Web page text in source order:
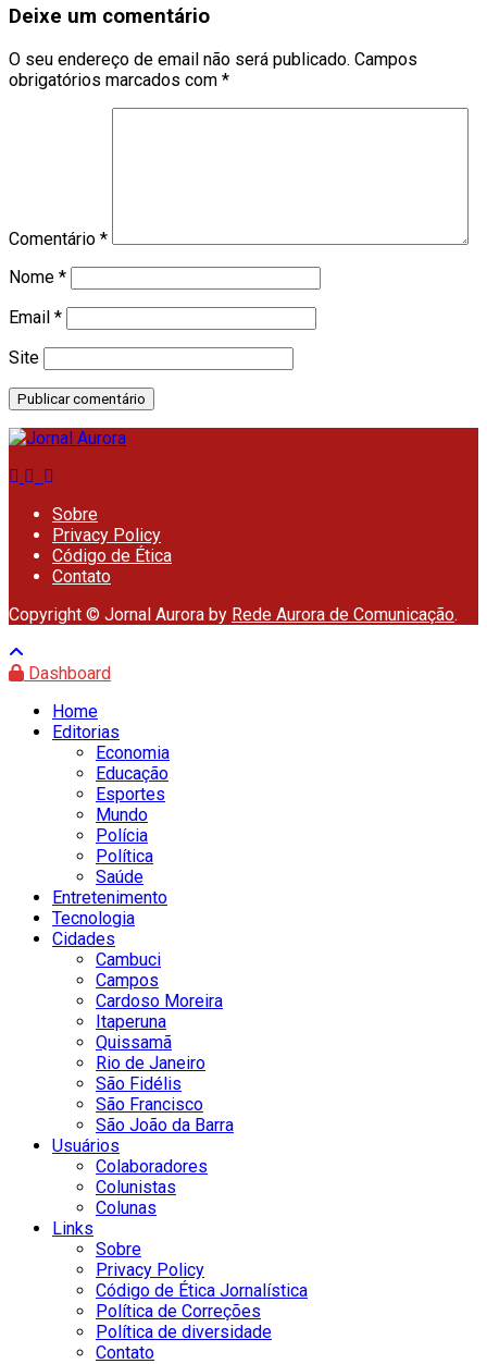
Deixe um comentário
O seu endereço de email não será publicado. Campos
obrigatórios marcados com *
Comentário *
Nome *
Email *
Site
Sobre
Privacy Policy
Código de Ética
Contato
Copyright © Jornal Aurora by Rede Aurora de Comunicação.
Dashboard
Home
Editorias
Economia
Educação
Esportes
Mundo
Polícia
Política
Saúde
Entretenimento
Tecnologia
Cidades
Cambuci
Campos
Cardoso Moreira
Itaperuna
Quissamã
Rio de Janeiro
São Fidélis
São Francisco
São João da Barra
Usuários
Colaboradores
Colunistas
Colunas
Links
Sobre
Privacy Policy
Código de Ética Jornalística
Política de Correções
Política de diversidade
Contato